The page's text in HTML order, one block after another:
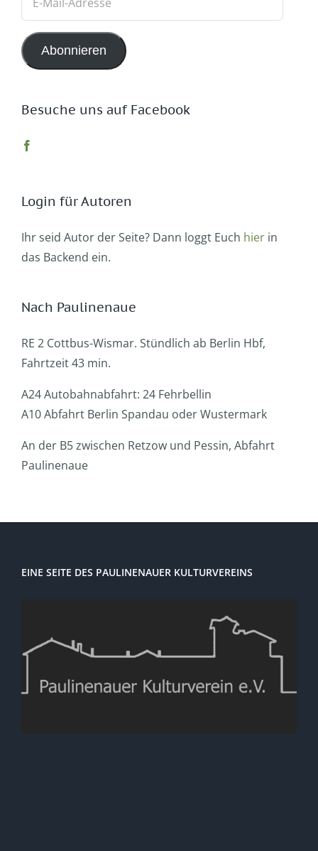
Adresse
Abonnieren
Besuche uns auf Facebook
Login für Autoren
Ihr seid Autor der Seite? Dann loggt Euch hier in
das Backend ein.
Nach Paulinenaue
RE 2 Cottbus-Wismar. Stündlich ab Berlin Hbf,
Fahrtzeit 43 min.
A24 Autobahnabfahrt: 24 Fehrbellin
A10 Abfahrt Berlin Spandau oder Wustermark
An der B5 zwischen Retzow und Pessin, Abfahrt
Paulinenaue
EINE SEITE DES PAULINENAUER KULTURVEREINS